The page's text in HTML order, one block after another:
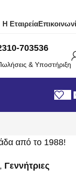
Η Εταιρεία
703536
& Υποστήριξη
από το 1988!
Γεννήτριες